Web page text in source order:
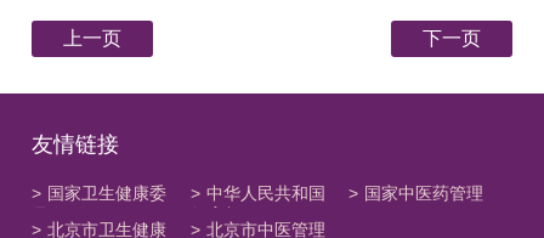
上一页 下一页
友情链接
> 国家卫生健康委
> 中华人民共和国
> 国家中医药管理
> 北京市卫生健康 > 北京市中医管理